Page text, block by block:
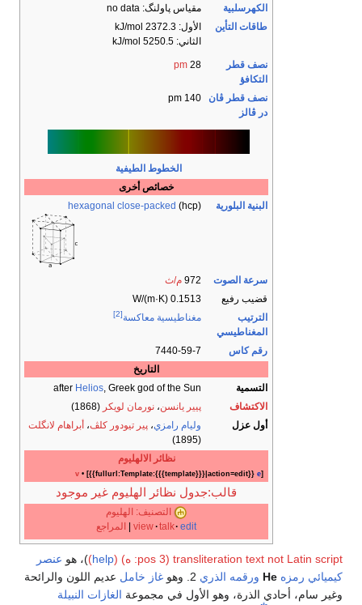
الكهرسلبية
مقياس پاولنگ: no data
طاقات التأين
الأول: 2372.3 kJ/mol
الثاني: 5250.5 kJ/mol
نصف قطر
التكافؤ
28
pm
نصف قطر ڤان
در ڤالز
140 pm
الخطوط الطيفية
خصائص أخرى
البنية البلورية
hexagonal close-packed (hcp)
سرعة الصوت 972 م/ث
قضيب رفيع
0.1513 W/(m·K)
الترتيب
المغناطيسي
مغناطيسية معاكسة[2]
رقم كاس
7440-59-7
التاريخ
التسمية
after Helios, Greek god of the Sun
الاكتشاف
پيير يانسن، نورمان لويكر (1868)
أول عزل
وليام رامزي، پير تيودور كلڤ، أبراهام لانگلت
(1895)
نظائر الالهليوم
v• [{{fullurl:Template:{{{template}}}|action=edit}} e]
قالب:جدول نظائر الهليوم غير موجود
التصنيف: الهليوم
view talk edit
| المراجع
transliteration text not Latin script (pos 3: ه) ( help
))، هو عنصر
كيميائي رمزه He ورقمه الذري غاز خامل عديم اللون والرائحة
وغير سام، أحادي الذرة، وهو الأول في مجموعة الغازات النبيلة